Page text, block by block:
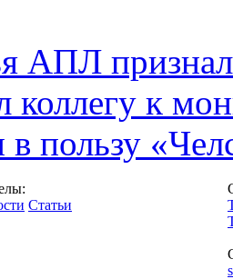
АПЛ
коллегу к
в пользу
Статьи